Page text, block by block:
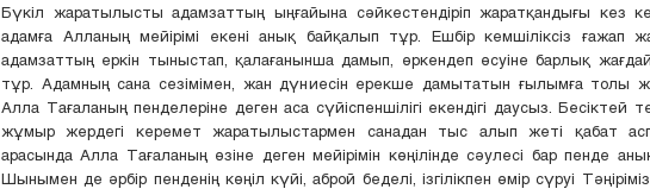
Бүкіл жаратылысты адамзаттың ыңғайына сәйкестендіріп жаратқандығы кез
адамға Алланың мейірімі екені анық байқалып тұр. Ешбір кемшіліксіз ғажап
адамзаттың еркін тыныстап, қалағанынша дамып, өркендеп өсуіне барлық
тұр. Адамның сана сезімімен, жан дүниесін ерекше дамытатын ғылымға толы
Алла Тағаланың пенделеріне деген аса сүйіспеншілігі екендігі даусыз. Бесіктей
жұмыр жердегі керемет жаратылыстармен санадан тыс алып жеті қабат
арасында Алла Тағаланың өзіне деген мейірімін көңілінде сәулесі бар пенде анық
Шынымен де әрбір пенденің көңіл күйі, аброй беделі, ізгілікпен өмір сүруі